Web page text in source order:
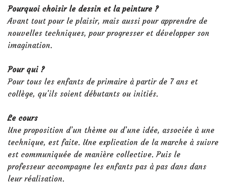
Pourquoi choisir le dessin et la peinture ?
Avant tout pour le plaisir, mais aussi pour apprendre de
nouvelles techniques, pour progresser et développer son
imagination.
Pour qui ?
Pour tous les enfants de primaire à partir de 7 ans et
collège, qu’ils soient débutants ou initiés.
Le cours
Une proposition d’un thème ou d’une idée, associée à une
technique, est faite. Une explication de la marche à suivre
est communiquée de manière collective. Puis le
professeur accompagne les enfants pas à pas dans dans
leur réalisation.